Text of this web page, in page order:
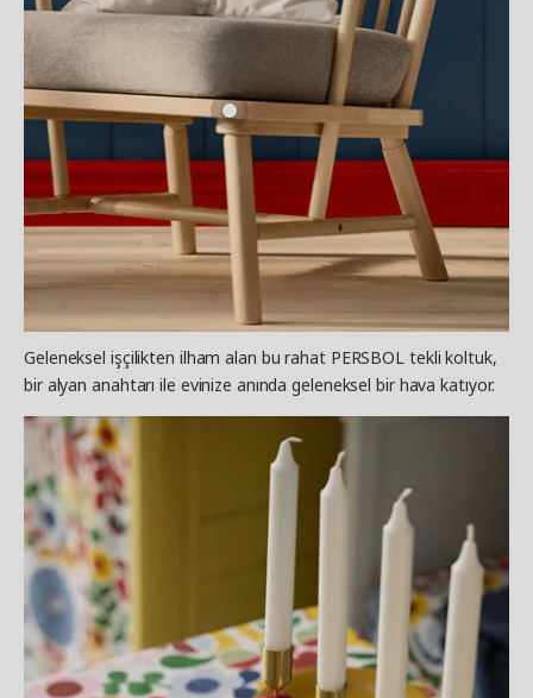
Geleneksel işçilikten ilham alan bu rahat PERSBOL tekli koltuk,
bir alyan anahtarı ile evinize anında geleneksel bir hava katıyor.